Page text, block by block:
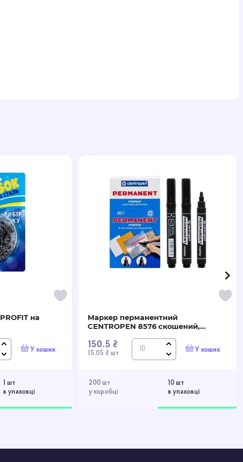
1 шт
в упаковці
на
У кошик
200 шт
у коробці
10 шт
в упаковці
Маркер перманентний
CENTROPEN 8576 скошений,
150.5 ₴
15.05 ₴ шт У кошик